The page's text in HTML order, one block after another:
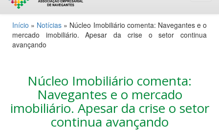
Início » Notícias » Núcleo Imobiliário comenta: Navegantes e o
mercado imobiliário. Apesar da crise o setor continua
avançando
Núcleo Imobiliário comenta:
Navegantes e o mercado
imobiliário. Apesar da crise o setor
continua avançando